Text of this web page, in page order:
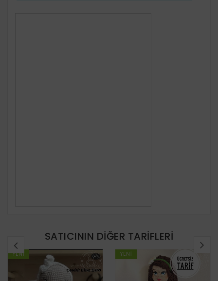
SATICININ DIĞER TARIFLERI
YENI YENI